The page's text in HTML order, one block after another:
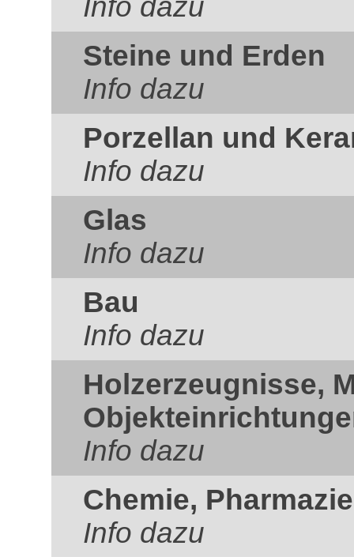
Info dazu
Steine und Erden
Info dazu
Porzellan und
Info dazu
Glas
Info dazu
Bau
Info dazu
Holzerzeugnisse,
Info dazu
Chemie,
Info dazu